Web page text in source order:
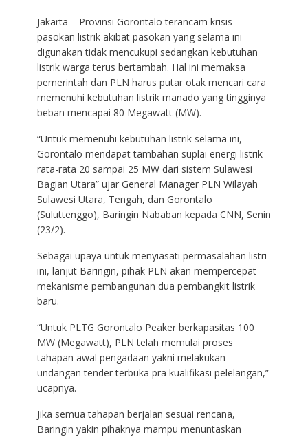
Jakarta – Provinsi Gorontalo terancam krisis
pasokan listrik akibat pasokan yang selama ini
digunakan tidak mencukupi sedangkan kebutuhan
listrik warga terus bertambah. Hal ini memaksa
pemerintah dan PLN harus putar otak mencari cara
memenuhi kebutuhan listrik manado yang tingginya
beban mencapai 80 Megawatt (MW).
“Untuk memenuhi kebutuhan listrik selama ini,
Gorontalo mendapat tambahan suplai energi listrik
rata-rata 20 sampai 25 MW dari sistem Sulawesi
Bagian Utara” ujar General Manager PLN Wilayah
Sulawesi Utara, Tengah, dan Gorontalo
(Suluttenggo), Baringin Nababan kepada CNN, Senin
(23/2).
Sebagai upaya untuk menyiasati permasalahan listri
ini, lanjut Baringin, pihak PLN akan mempercepat
mekanisme pembangunan dua pembangkit listrik
baru.
“Untuk PLTG Gorontalo Peaker berkapasitas 100
MW (Megawatt), PLN telah memulai proses
tahapan awal pengadaan yakni melakukan
undangan tender terbuka pra kualifikasi pelelangan,”
ucapnya.
Jika semua tahapan berjalan sesuai rencana,
Baringin yakin pihaknya mampu menuntaskan